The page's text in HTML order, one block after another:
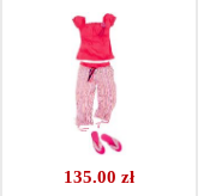
135.00 zł